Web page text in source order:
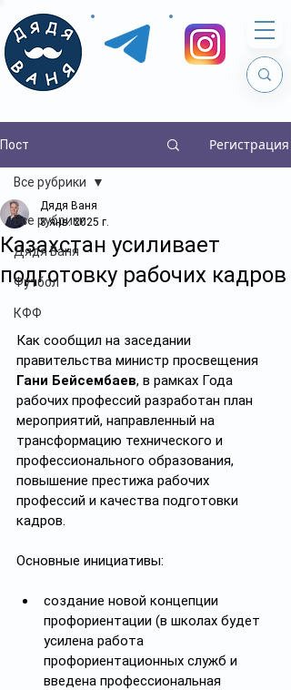
Пост Регистрация
Все рубрики
Дядя Ваня
Футбол
КФФ
Все рубрики
Казахстан усиливает
подготовку рабочих кадров
Дядя Ваня
8 янв. 2025 г.
Как сообщил на заседании
правительства министр просвещения
Гани Бейсембаев, в рамках Года
рабочих профессий разработан план
мероприятий, направленный на
трансформацию технического и
профессионального образования,
повышение престижа рабочих
профессий и качества подготовки
кадров.
Основные инициативы:
создание новой концепции
профориентации (в школах будет
усилена работа
профориентационных служб и
введена профессиональная